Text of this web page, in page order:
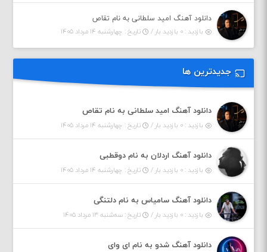
دانلود آهنگ امید سلطانی به نام تقاص
بازدید : ۰ بازدید بار /
تاریخ : چهارشنبه ۱۴ مرداد ۱۴۰۵
جدیدترین ها
دانلود آهنگ امید سلطانی به نام تقاص
بازدید : ۰ بازدید بار / تاریخ : چهارشنبه ۱۴ مرداد ۱۴۰۵
دانلود آهنگ اردلان به نام دوقطبی
بازدید : ۰ بازدید بار / تاریخ : چهارشنبه ۱۴ مرداد ۱۴۰۵
دانلود آهنگ سامیاس به نام دلتنگی
بازدید : ۰ بازدید بار / تاریخ : سه‌شنبه ۱۳ مرداد ۱۴۰۵
دانلود آهنگ شدو به نام ای وای